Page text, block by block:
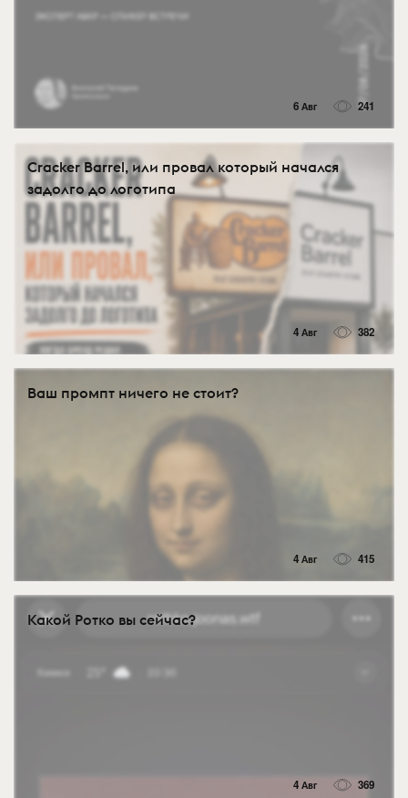
6 Авг 241
Cracker Barrel, или провал который начался
задолго до логотипа
4 Авг 382
Ваш промпт ничего не стоит?
4 Авг 415
Какой Ротко вы сейчас?
4 Авг 369